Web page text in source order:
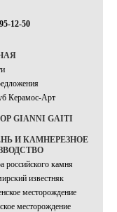
12-50
Керамос-Арт
GIANNI GAITI
И КАМНЕРЕЗНОЕ
российского камня
известняк
месторождение
месторождение